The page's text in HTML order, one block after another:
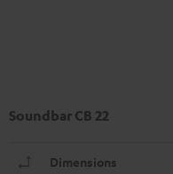
Soundbar CB 22
Dimensions